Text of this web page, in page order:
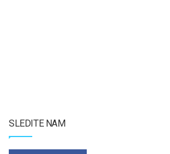
SLEDITE NAM